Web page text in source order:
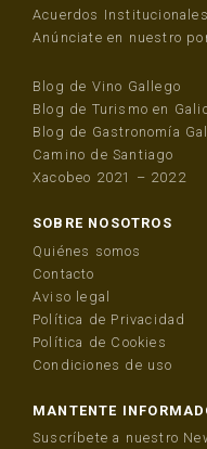
Acuerdos Institucionales
Anúnciate en nuestro
Blog de Vino Gallego
Blog de Turismo en
Blog de Gastronomía
Camino de Santiago
Xacobeo 2021 – 2022
SOBRE NOSOTROS
Quiénes somos
Contacto
Aviso legal
Política de Privacidad
Política de Cookies
Condiciones de uso
MANTENTE
Suscríbete a nuestro